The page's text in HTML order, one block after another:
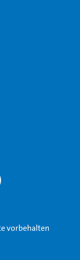
vorbehalten